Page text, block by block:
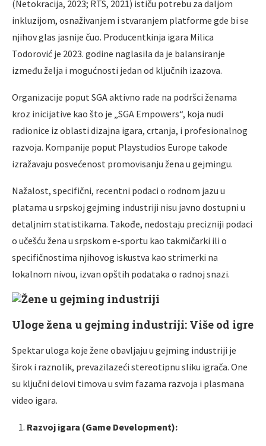
(Netokracija, 2023; RTS, 2021) ističu potrebu za daljom
inkluzijom, osnaživanjem i stvaranjem platforme gde bi se
njihov glas jasnije čuo. Producentkinja igara Milica
Todorović je 2023. godine naglasila da je balansiranje
između želja i mogućnosti jedan od ključnih izazova.
Organizacije poput SGA aktivno rade na podršci ženama
kroz inicijative kao što je „SGA Empowers“, koja nudi
radionice iz oblasti dizajna igara, crtanja, i profesionalnog
razvoja. Kompanije poput Playstudios Europe takođe
izražavaju posvećenost promovisanju žena u gejmingu.
Nažalost, specifični, recentni podaci o rodnom jazu u
platama u srpskoj gejming industriji nisu javno dostupni u
detaljnim statistikama. Takođe, nedostaju precizniji podaci
o učešću žena u srpskom e-sportu kao takmičarki ili o
specifičnostima njihovog iskustva kao strimerki na
lokalnom nivou, izvan opštih podataka o radnoj snazi.
Uloge žena u gejming industriji: Više od igre
Spektar uloga koje žene obavljaju u gejming industriji je
širok i raznolik, prevazilazeći stereotipnu sliku igrača. One
su ključni delovi timova u svim fazama razvoja i plasmana
video igara.
Razvoj igara (Game Development):